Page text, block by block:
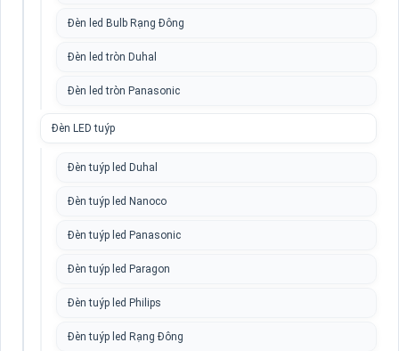
Đèn led Bulb Rạng Đông
Đèn led tròn Duhal
Đèn led tròn Panasonic
Đèn LED tuýp
Đèn tuýp led Duhal
Đèn tuýp led Nanoco
Đèn tuýp led Panasonic
Đèn tuýp led Paragon
Đèn tuýp led Philips
Đèn tuýp led Rạng Đông